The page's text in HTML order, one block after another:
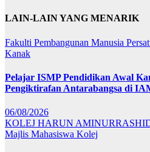
LAIN-LAIN YANG MENARIK
Fakulti Pembangunan Manusia
Kanak
Pelajar ISMP Pendidikan Awal
Pengiktirafan Antarabangsa di
06/08/2026
KOLEJ HARUN
Majlis Mahasiswa Kolej